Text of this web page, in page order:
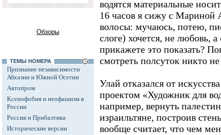
Обзоры
ТЕМЫ НОМЕРА
Признание независимости
Абхазии и Южной Осетии
Автопром
Ксенофобия и неофашизм в
России
Россия и Прибалтика
Исторические версии
водятся материальные
16 часов я сижу с Мариной
волосы: мучаюсь, потею,
слоге) хочется, не любовь,
прикажете это показать?
смотреть полсуток никто не
Улай отказался от
проектом «Художник для
например, вернуть
израильтяне, построив
вообще считает, что чем